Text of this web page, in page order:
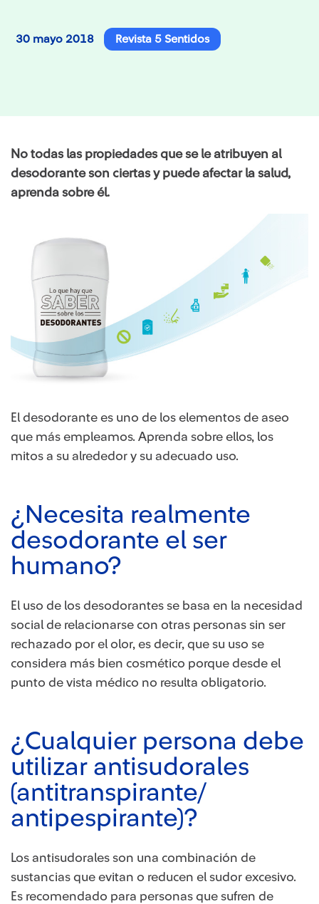
30 mayo 2018 Revista 5 Sentidos
No todas las propiedades que se le atribuyen al
desodorante son ciertas y puede afectar la salud,
aprenda sobre él.
El desodorante es uno de los elementos de aseo
que más empleamos. Aprenda sobre ellos, los
mitos a su alrededor y su adecuado uso.
¿Necesita realmente
desodorante el ser
humano?
El uso de los desodorantes se basa en la necesidad
social de relacionarse con otras personas sin ser
rechazado por el olor, es decir, que su uso se
considera más bien cosmético porque desde el
punto de vista médico no resulta obligatorio.
¿Cualquier persona debe
utilizar antisudorales
(antitranspirante/
antipespirante)?
Los antisudorales son una combinación de
sustancias que evitan o reducen el sudor excesivo.
Es recomendado para personas que sufren de